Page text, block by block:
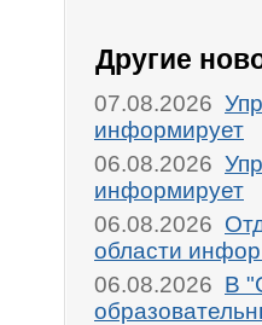
Другие
07.08.2026
информирует
06.08.2026
информирует
06.08.2026
области
06.08.2026 В